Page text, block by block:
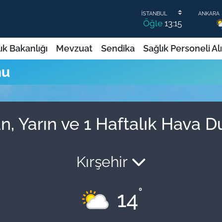
Öğle 13:15
Bakanlığı Mevzuat Sendika Sağlık Personeli
Yarın ve 1 Haftalık Hava
Kırşehir
14°